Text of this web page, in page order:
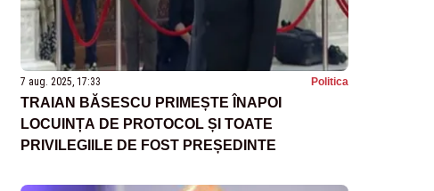
7 aug. 2025, 17:33 Politica
TRAIAN BĂSESCU PRIMEȘTE ÎNAPOI
LOCUINȚA DE PROTOCOL ȘI TOATE
PRIVILEGIILE DE FOST PREȘEDINTE